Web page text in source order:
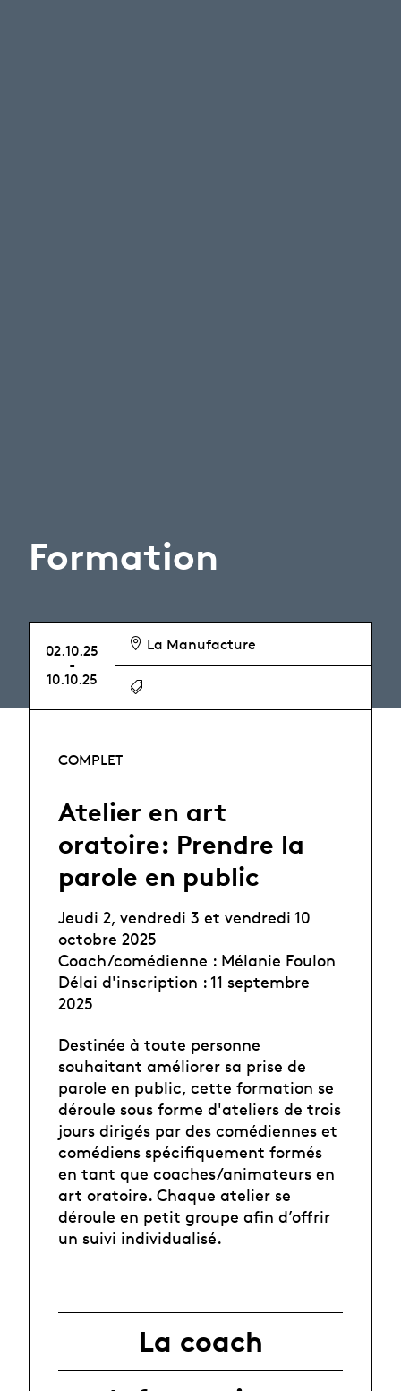
Formation
02.10.25
-
10.10.25
La Manufacture
COMPLET
Atelier en art
oratoire: Prendre la
parole en public
Jeudi 2, vendredi 3 et vendredi 10
octobre 2025
Coach/comédienne : Mélanie Foulon
Délai d'inscription : 11 septembre
2025
Destinée à toute personne
souhaitant améliorer sa prise de
parole en public, cette formation se
déroule sous forme d'ateliers de trois
jours dirigés par des comédiennes et
comédiens spécifiquement formés
en tant que coaches/animateurs en
art oratoire. Chaque atelier se
déroule en petit groupe afin d’offrir
un suivi individualisé.
La coach